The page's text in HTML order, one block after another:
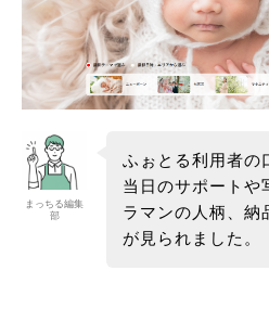
まっちる編集
部
ふぉとる利用者の
当日のサポートや
ラマンの人柄、納
が見られました。